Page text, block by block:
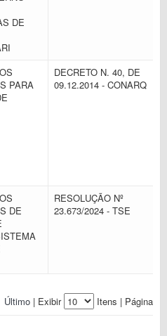
DE
PARA
DECRETO N. 40, DE
09.12.2014 - CONARQ
DE
RESOLUÇÃO Nº
23.673/2024 - TSE
Último | Exibir Itens | Página: